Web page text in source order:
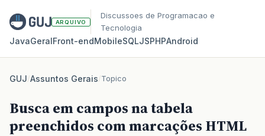
ARQUIVO
Discussoes de Programacao e
Tecnologia
JavaGeralFront‑endMobileSQLJSPHPAndroid
GUJ/Assuntos Gerais/Topico
Busca em campos na tabela
preenchidos com marcações HTML